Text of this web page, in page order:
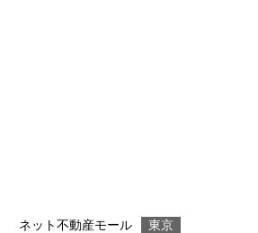
ネット不動産モール 東京